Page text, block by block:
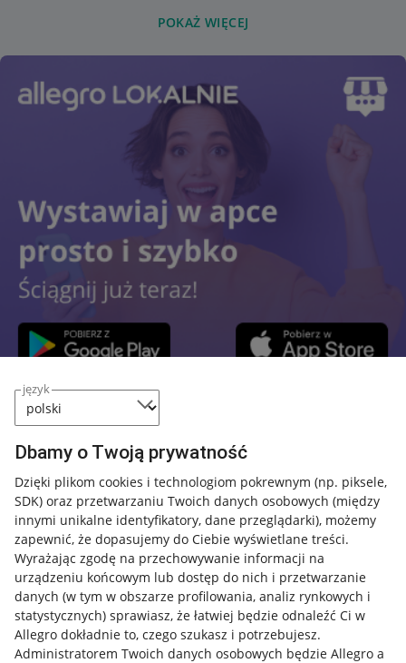
język
Dbamy o Twoją prywatność
Dzięki plikom cookies i technologiom pokrewnym (np. piksele,
SDK) oraz przetwarzaniu Twoich danych osobowych (między
innymi unikalne identyfikatory, dane przeglądarki), możemy
zapewnić, że dopasujemy do Ciebie wyświetlane treści.
Wyrażając zgodę na przechowywanie informacji na
urządzeniu końcowym lub dostęp do nich i przetwarzanie
danych (w tym w obszarze profilowania, analiz rynkowych i
statystycznych) sprawiasz, że łatwiej będzie odnaleźć Ci w
Allegro dokładnie to, czego szukasz i potrzebujesz.
Administratorem Twoich danych osobowych będzie Allegro a
POKAŻ WIĘCEJ
Przydatne informacje
Napisz do nas
Allegro Gadane dla sprzedających
Allegro Gadane dla kupujących
Mapa miejscowości
Informacje prawne